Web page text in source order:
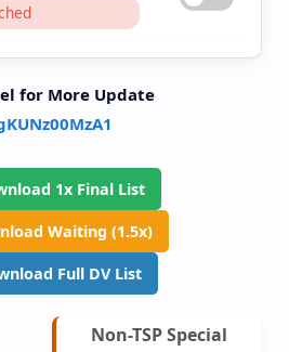
for More Update
1x Final List
Waiting (1.5x)
Full DV List
Non-TSP Special